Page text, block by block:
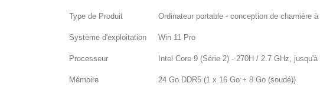
Type de Produit Ordinateur portable - conception de charnière à
Système d'exploitation Win 11 Pro
Processeur Intel Core 9 (Série 2) - 270H / 2.7 GHz,
Mémoire 24 Go DDR5 (1 x 16 Go + 8 Go (soudé))